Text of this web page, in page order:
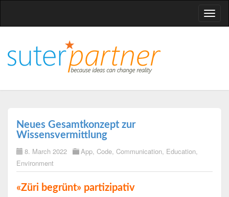
T
o
n
t
Neues Gesamtkonzept zur
Wissensvermittlung
8. March 2022 App, Code, Communication, Education,
Environment
«Züri begrünt» partizipativ